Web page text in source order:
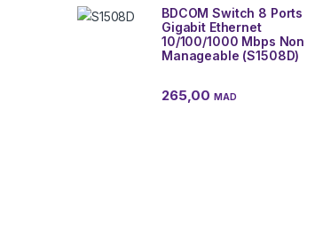
BDCOM Switch 8 Ports
Gigabit Ethernet
10/100/1000 Mbps Non
Manageable (S1508D)
265,00MAD